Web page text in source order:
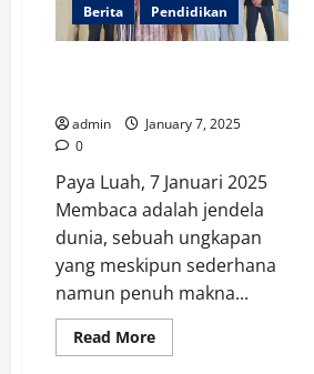
Berita Pendidikan
admin
January 7, 2025
0
Paya Luah, 7 Januari 2025
Membaca adalah jendela
dunia, sebuah ungkapan
yang meskipun sederhana
namun penuh makna...
Read MoreRead
more